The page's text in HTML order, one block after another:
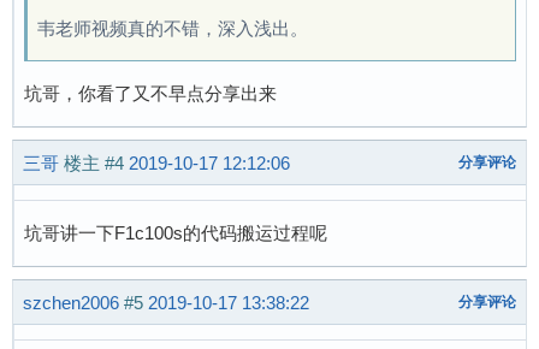
韦老师视频真的不错，深入浅出。
坑哥，你看了又不早点分享出来
三哥 楼主 #4 2019-10-17 12:12:06 分享评论
坑哥讲一下F1c100s的代码搬运过程呢
szchen2006 #5 2019-10-17 13:38:22 分享评论